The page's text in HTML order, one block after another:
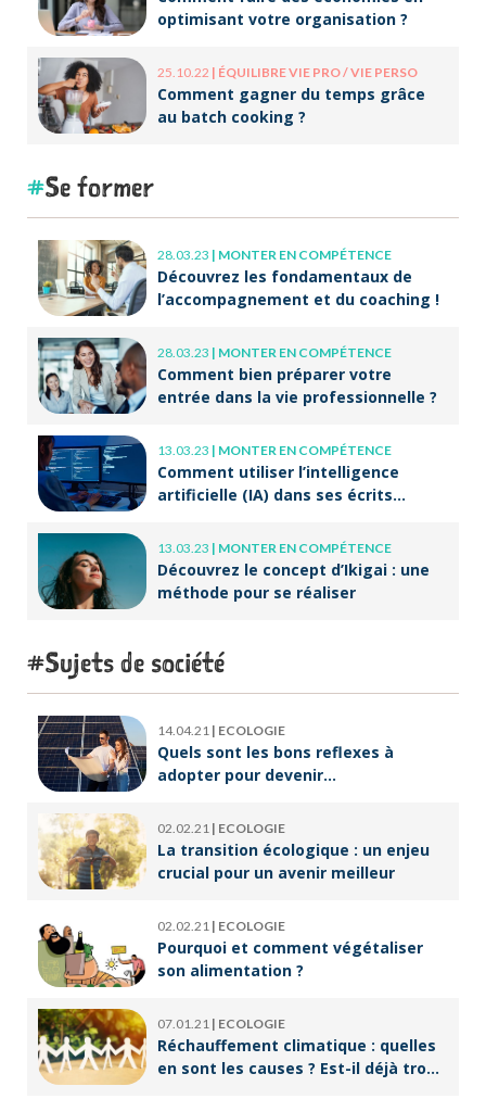
optimisant votre organisation ?
25.10.22 | ÉQUILIBRE VIE PRO / VIE PERSO
Comment gagner du temps grâce
au batch cooking ?
Se former
28.03.23 | MONTER EN COMPÉTENCE
Découvrez les fondamentaux de
l’accompagnement et du coaching !
28.03.23 | MONTER EN COMPÉTENCE
Comment bien préparer votre
entrée dans la vie professionnelle ?
13.03.23 | MONTER EN COMPÉTENCE
Comment utiliser l’intelligence
artificielle (IA) dans ses écrits
13.03.23 | MONTER EN COMPÉTENCE
Découvrez le concept d’Ikigai : une
méthode pour se réaliser
Sujets de société
14.04.21 | ECOLOGIE
Quels sont les bons reflexes à
adopter pour devenir
02.02.21 | ECOLOGIE
La transition écologique : un enjeu
crucial pour un avenir meilleur
02.02.21 | ECOLOGIE
Pourquoi et comment végétaliser
son alimentation ?
07.01.21 | ECOLOGIE
Réchauffement climatique : quelles
en sont les causes ? Est-il déjà trop